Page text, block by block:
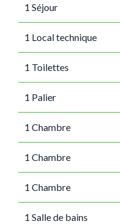
1 Séjour
1 Local technique
1 Toilettes
1 Palier
1 Chambre
1 Chambre
1 Chambre
1 Salle de bains